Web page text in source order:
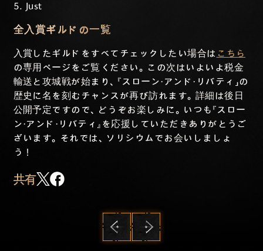
5. Just
全入賞ギルドの一覧
入賞したギルドをすべてチェックしたい場合は こちら
の専用ページをご覧ください。この次はいよいよ税金
輸送と攻城戦が始まり、『スローン・アンド・リバティ」の
歴史に名を刻むチャンスが再び訪れます。詳細は後日
公開予定ですので、どうぞお楽しみに。いつも『スロー
ン・アンド・リバティ』を応援していただきありがとうご
ざいます。それでは、ソリシウムでお会いしましょ
う！
共有